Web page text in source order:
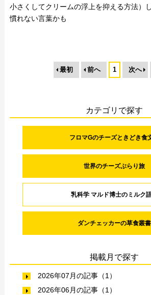
小さくしてクリームの浮上を抑える方法）
慣れない言葉かも
最初 前へ 1 次へ
カテゴリで探す
フロマGのチーズときどき食
世界のチーズぶらり旅
乳科学 マルド博士のミルク
ダンチェッカーの草食叢書
掲載月で探す
2026年07月の記事（1）
2026年06月の記事（1）